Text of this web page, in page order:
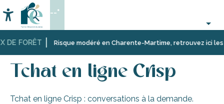
au
contenu
principal
FORÊT Risque modéré en Charente-Martime, retrouvez ici les
Accessibilité
Recherche
--°
Accueil
EspaceL’officeOutils
technologies
Tchat en ligne Crisp
Tchat en ligne Crisp
Tchat en ligne Crisp : conversations à la demande.